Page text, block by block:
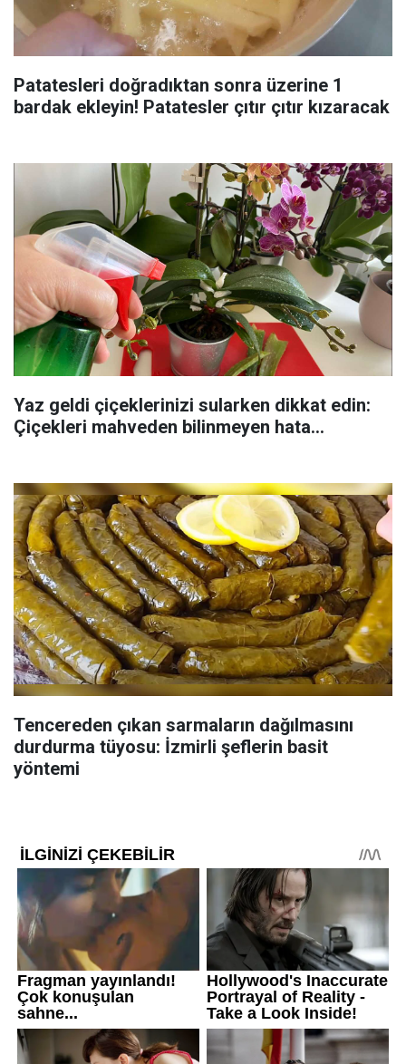
Patatesleri doğradıktan sonra üzerine 1
bardak ekleyin! Patatesler çıtır çıtır kızaracak
Yaz geldi çiçeklerinizi sularken dikkat edin:
Çiçekleri mahveden bilinmeyen hata...
Tencereden çıkan sarmaların dağılmasını
durdurma tüyosu: İzmirli şeflerin basit
yöntemi